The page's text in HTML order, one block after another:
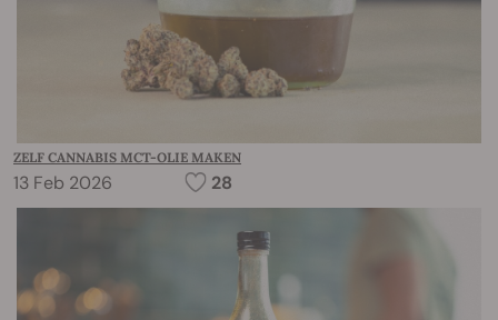
ZELF CANNABIS MCT-OLIE MAKEN
13 Feb 2026 28